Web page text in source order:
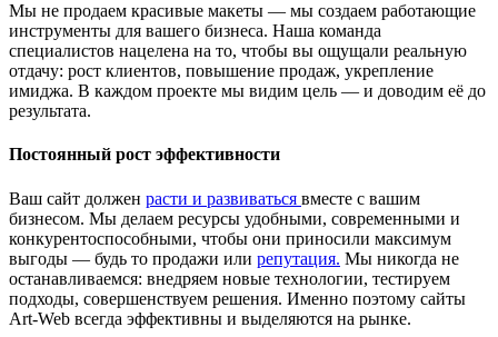
Мы не продаем красивые макеты — мы создаем работающие
инструменты для вашего бизнеса. Наша команда
специалистов нацелена на то, чтобы вы ощущали реальную
отдачу: рост клиентов, повышение продаж, укрепление
имиджа. В каждом проекте мы видим цель — и доводим её до
результата.
Постоянный рост эффективности
Ваш сайт должен расти и развиваться вместе с вашим
бизнесом. Мы делаем ресурсы удобными, современными и
конкурентоспособными, чтобы они приносили максимум
выгоды — будь то продажи или репутация. Мы никогда не
останавливаемся: внедряем новые технологии, тестируем
подходы, совершенствуем решения. Именно поэтому сайты
Art-Web всегда эффективны и выделяются на рынке.